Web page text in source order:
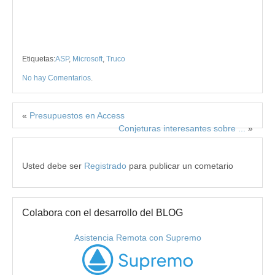
Etiquetas:ASP, Microsoft, Truco
No hay Comentarios.
« Presupuestos en Access
Conjeturas interesantes sobre ...»
Usted debe ser Registrado para publicar un cometario
Colabora con el desarrollo del BLOG
Asistencia Remota con Supremo